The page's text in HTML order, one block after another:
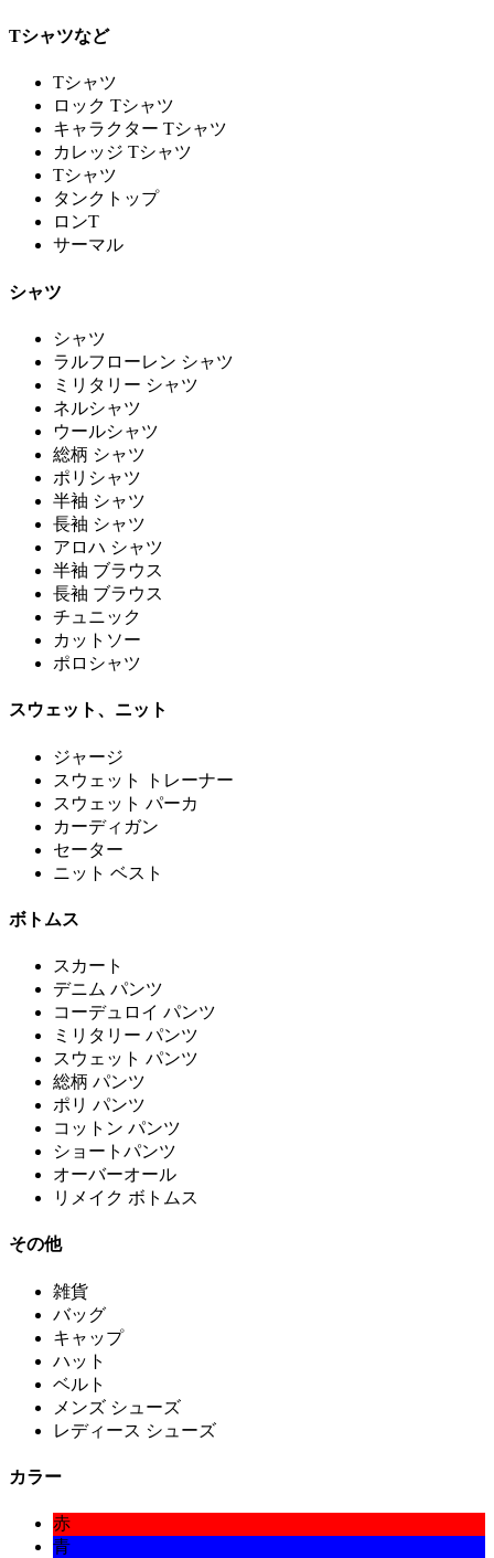
Tシャツなど
Tシャツ
ロック Tシャツ
キャラクター Tシャツ
カレッジ Tシャツ
Tシャツ
タンクトップ
ロンT
サーマル
シャツ
シャツ
ラルフローレン シャツ
ミリタリー シャツ
ネルシャツ
ウールシャツ
総柄 シャツ
ポリシャツ
半袖 シャツ
長袖 シャツ
アロハ シャツ
半袖 ブラウス
長袖 ブラウス
チュニック
カットソー
ポロシャツ
スウェット、ニット
ジャージ
スウェット トレーナー
スウェット パーカ
カーディガン
セーター
ニット ベスト
ボトムス
スカート
デニム パンツ
コーデュロイ パンツ
ミリタリー パンツ
スウェット パンツ
総柄 パンツ
ポリ パンツ
コットン パンツ
ショートパンツ
オーバーオール
リメイク ボトムス
その他
雑貨
バッグ
キャップ
ハット
ベルト
メンズ シューズ
レディース シューズ
カラー
赤
青